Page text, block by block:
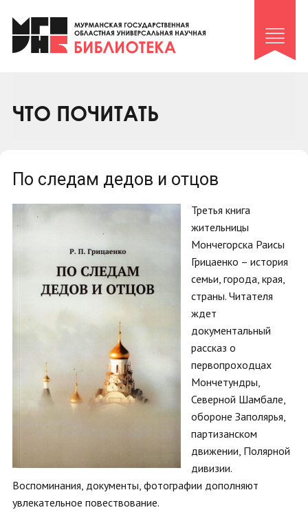
Клуб «Гиря и сельдерей»
Клуб «Семейный архив»
Коллегам
ЧТО ПОЧИТАТЬ
По следам дедов и отцов
Третья книга
жительницы
Мончегорска Раисы
Грицаенко – история
семьи, города, края,
страны. Читателя
ждет
документальный
рассказ о
первопроходцах
Мончетундры,
Северной Шамбале,
обороне Заполярья,
партизанском
движении, Полярной
дивизии.
Воспоминания, документы, фотографии дополняют
увлекательное повествование.